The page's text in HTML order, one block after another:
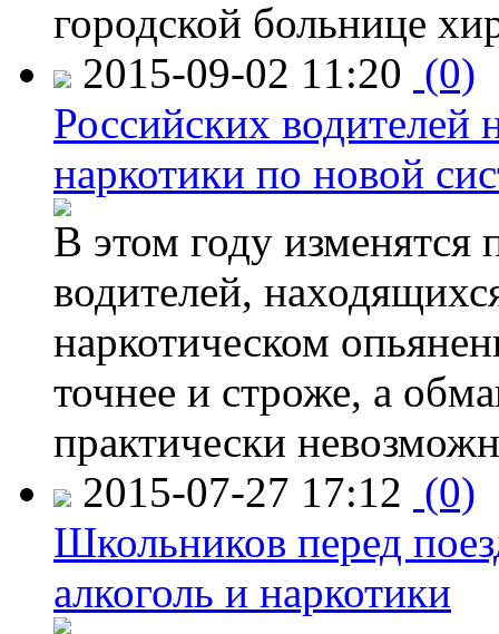
городской больнице
2015-09-02 11:20 (0)
Российских водителей
наркотики по новой
В этом году изменятся
водителей,
наркотическом
точнее и строже, а
практически
2015-07-27 17:12 (0)
Школьников перед
алкоголь и наркотики